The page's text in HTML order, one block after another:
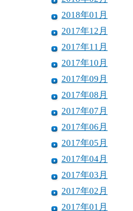
2018年01月
2017年12月
2017年11月
2017年10月
2017年09月
2017年08月
2017年07月
2017年06月
2017年05月
2017年04月
2017年03月
2017年02月
2017年01月